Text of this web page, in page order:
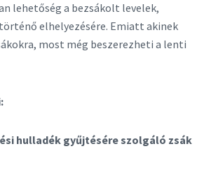
lehetőség a bezsákolt levelek,
elhelyezésére. Emiatt akinek
most még beszerezheti a lenti
hulladék gyűjtésére szolgáló zsák